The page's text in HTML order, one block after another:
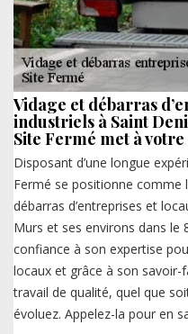
Vidage et débarras
industriels à Saint
Site Fermé met à
Disposant d’une longue
Fermé se positionne comme
débarras d’entreprises et
Murs et ses environs dans le
confiance à son expertise
locaux et grâce à son savoir-
travail de qualité, quel que
évoluez. Appelez-la pour en